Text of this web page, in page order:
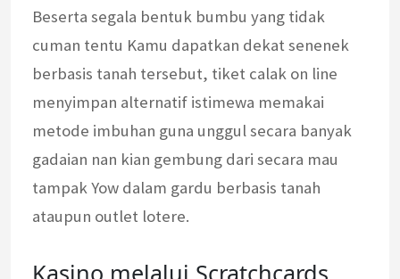
Beserta segala bentuk bumbu yang tidak
cuman tentu Kamu dapatkan dekat senenek
berbasis tanah tersebut, tiket calak on line
menyimpan alternatif istimewa memakai
metode imbuhan guna unggul secara banyak
gadaian nan kian gembung dari secara mau
tampak Yow dalam gardu berbasis tanah
ataupun outlet lotere.
Kasino melalui Scratchcards